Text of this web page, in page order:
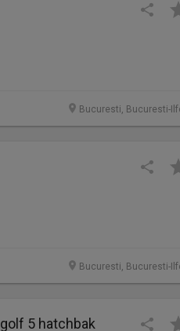
Bucuresti, Bucuresti-
Bucuresti, Bucuresti-
5 hatchbak